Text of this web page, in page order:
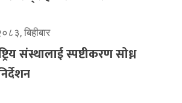
बिहीबार
संस्थालाई स्पष्टीकरण सोध्न